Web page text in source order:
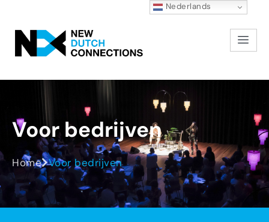
Voor bedrijven
Home Voor bedrijven
Nederlands